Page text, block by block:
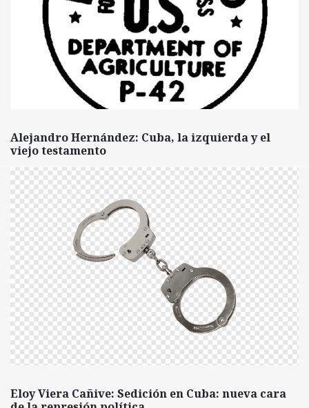
Alejandro Hernández: Cuba, la izquierda y el
viejo testamento
Eloy Viera Cañive: Sedición en Cuba: nueva cara